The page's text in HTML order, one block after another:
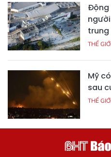
Động
THẾ GIỚI
Mỹ
sau
THẾ GIỚI